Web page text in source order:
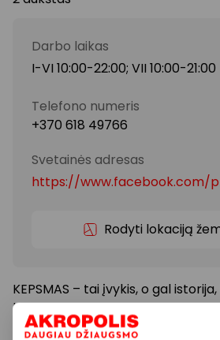
Darbo laikas
I-VI 10:00-22:00; VII 10:00-21:00
Telefono numeris
+370 618 49766
Svetainės adresas
Rodyti lokaciją
KEPSMAS – tai įvykis, o gal
kaista veidus prie laužo ir būna
laukiama sultingų burgerių ar